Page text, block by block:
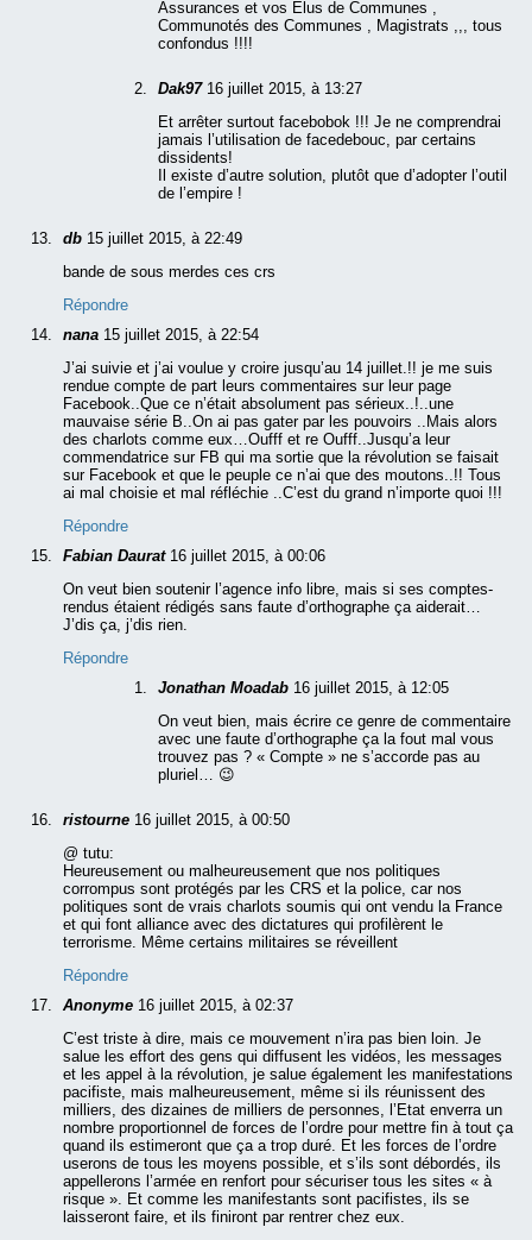
Assurances et vos Elus de Communes ,
Communotés des Communes , Magistrats ,,, tous
confondus !!!!
Dak97 16 juillet 2015, à 13:27
Et arrêter surtout facebobok !!! Je ne comprendrai
jamais l’utilisation de facedebouc, par certains
dissidents!
Il existe d’autre solution, plutôt que d’adopter l’outil
de l’empire !
db 15 juillet 2015, à 22:49
bande de sous merdes ces crs
Répondre
nana 15 juillet 2015, à 22:54
J’ai suivie et j’ai voulue y croire jusqu’au 14 juillet.!! je me suis
rendue compte de part leurs commentaires sur leur page
Facebook..Que ce n’était absolument pas sérieux..!..une
mauvaise série B..On ai pas gater par les pouvoirs ..Mais alors
des charlots comme eux…Oufff et re Oufff..Jusqu’a leur
commendatrice sur FB qui ma sortie que la révolution se faisait
sur Facebook et que le peuple ce n’ai que des moutons..!! Tous
ai mal choisie et mal réfléchie ..C’est du grand n’importe quoi !!!
Répondre
Fabian Daurat 16 juillet 2015, à 00:06
On veut bien soutenir l’agence info libre, mais si ses comptes-
rendus étaient rédigés sans faute d’orthographe ça aiderait…
J’dis ça, j’dis rien.
Répondre
Jonathan Moadab 16 juillet 2015, à 12:05
On veut bien, mais écrire ce genre de commentaire
avec une faute d’orthographe ça la fout mal vous
trouvez pas ? « Compte » ne s’accorde pas au
pluriel… 😉
ristourne 16 juillet 2015, à 00:50
@ tutu:
Heureusement ou malheureusement que nos politiques
corrompus sont protégés par les CRS et la police, car nos
politiques sont de vrais charlots soumis qui ont vendu la France
et qui font alliance avec des dictatures qui profilèrent le
terrorisme. Même certains militaires se réveillent
Répondre
Anonyme 16 juillet 2015, à 02:37
C’est triste à dire, mais ce mouvement n’ira pas bien loin. Je
salue les effort des gens qui diffusent les vidéos, les messages
et les appel à la révolution, je salue également les manifestations
pacifiste, mais malheureusement, même si ils réunissent des
milliers, des dizaines de milliers de personnes, l’Etat enverra un
nombre proportionnel de forces de l’ordre pour mettre fin à tout ça
quand ils estimeront que ça a trop duré. Et les forces de l’ordre
userons de tous les moyens possible, et s’ils sont débordés, ils
appellerons l’armée en renfort pour sécuriser tous les sites « à
risque ». Et comme les manifestants sont pacifistes, ils se
laisseront faire, et ils finiront par rentrer chez eux.